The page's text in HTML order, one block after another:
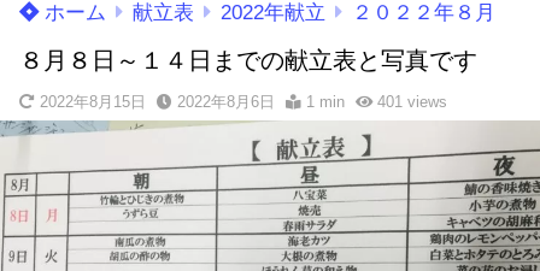
ホーム 献立表 2022年献立 ２０２２年８月
８月８日～１４日までの献立表と写真です
2022年8月15日 2022年8月6日 1 min 401views